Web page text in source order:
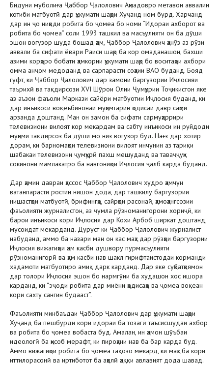
Бидуни муболиға Ҷаббор Ҷалолович Аҳмадовро метавон аввалин
котиби матбуотӣ дар ҳукумати шаҳри Хуҷанд ном бурд. Ҳарчанд
дар ин ҷо ниҳоди робита бо ҷомеа бо номи “Идораи ахборот ва
робита бо ҷомеа” соли 1993 ташкил ва масъулияти он ба дӯши
эшон вогузор шуда бошад ҳам, Ҷаббор Ҷалолович ҳанӯз аз рӯзи
аввали ба сифати ёвари Раиси шаҳр ба кор омаданашон, бахши
азими корҳоро бобати ҳамкории ҳукумати шаҳр бо воситаҳои ахбори
омма анҷом медоданд ва сарпарасти соҳаии ВАО буданд. Бояд
гуфт, ки Ҷаббор Ҷалолович дар замони баргузории Иҷлосияи
таърихӣ ва тақдирсози XVI Шӯрои Олии Ҷумҳурии Тоҷикистон яке
аз аъзои фаъоли Маркази сайёри матбуотии Иҷлосия буданд, ки
дар инъикоси воқеъбинонаи муҳимтарин ҳодисаи давр саҳми
арзанда доштанд. Ман он замон ба сифати сармуҳаррири
телевизиони вилоят кор мекардам ва сабту инъикоси ин руйдоди
муҳими тақдирсоз ба дӯши мо низ вогузор буд. Нағз дар хотир
дорам, ки барномаҳои телевизиони вилоят инчунин аз тариқи
шабакаи телевизони ҷумҳурӣ пахш мешуданд ва таваҷҷуҳи
сокинони мамлакатро ба навгониҳои Иҷлосия ҷалб карда буданд.
Дар ҳамин давраи ҳассос Ҷаббор Ҷалолович худро ҳамчун
ватанпарасти ростин нишон дода, дар ташкилу баргузории
нишастҳои матбуотӣ, брифингҳо, сайрҳои расонаӣ, ҳамоҳангсозии
фаъолияти журналистон, аз ҷумла рӯзноманигорони хориҷӣ, ки
барои инъикоси кори Иҷлосия дар Кохи Арбоб ширкат доштанд,
мусоидат мекарданд. Дуруст ки Ҷаббор Ҷалолович журналист
набуданд, аммо ба назари ман он кас маҳз дар рӯзҳои баргузории
Иҷлосия вижагиҳои ҳам касби душвору пурмасъулияти
рӯзноманигорӣ ва ҳам касби нав шакл гирифтаистодаи корманди
хадамоти матбуотиро амиқ дарк карданд. Дар яке суҳбатҳоямон
дар толори Иҷлосия эшон бо нармгӯии ба худашон хос ишора
карданд, ки “эҷоди робита дар миёни ҳодисаҳо ва ҷомеа воқеан
кори сахту сангин будааст”.
Фаъолияти минбаъдаи Ҷаббор Ҷалолович дар ҳукумати шаҳри
Хуҷанд ба пешбурди кори идораи ба тозагӣ таъсисшудаи ахбор
ва робита бо ҷомеа вобаста буд. Амалан, ин ҳамон шӯъбаи
идеологӣ ба ҳисоб мерафт, ки пироҳани нав ба бар карда буд.
Аммо вижагиҳои робита бо ҷомеа тақозо мекард, ки маҳз ба кори
иттилорасонӣ ва иртиботот ба аҳолӣ ҳаққи авлавият дода шавад.